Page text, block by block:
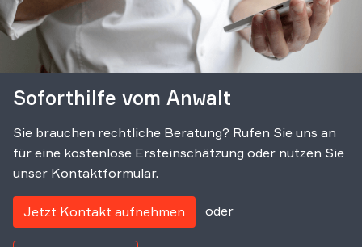
Soforthilfe vom Anwalt
Sie brauchen rechtliche Beratung? Rufen Sie uns an
für eine kostenlose Ersteinschätzung oder nutzen Sie
unser Kontaktformular.
Jetzt Kontakt aufnehmen oder